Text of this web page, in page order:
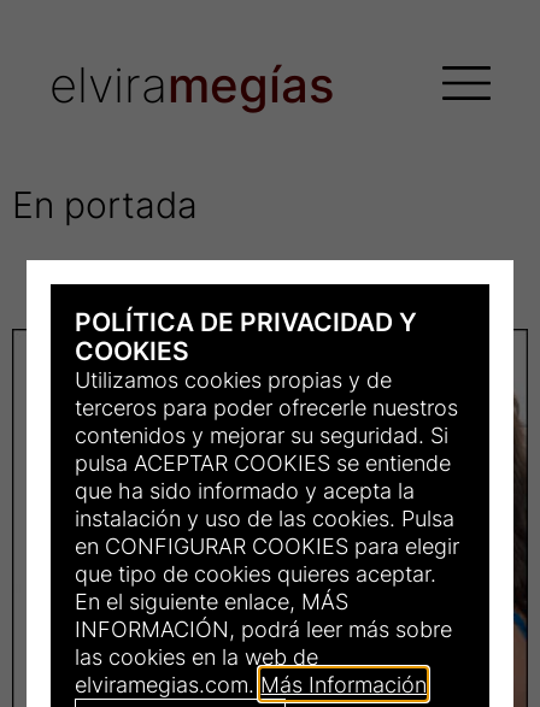
elviramegías
Colección
En portada
Portada
POLÍTICA DE PRIVACIDAD Y
COOKIES
Utilizamos cookies propias y de
terceros para poder ofrecerle nuestros
contenidos y mejorar su seguridad. Si
pulsa ACEPTAR COOKIES se entiende
que ha sido informado y acepta la
instalación y uso de las cookies. Pulsa
en CONFIGURAR COOKIES para elegir
que tipo de cookies quieres aceptar.
En el siguiente enlace, MÁS
INFORMACIÓN, podrá leer más sobre
las cookies en la web de
elviramegias.com. Más Información